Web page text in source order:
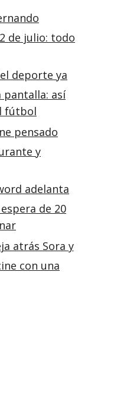
de julio: todo
deporte ya
pantalla: así
fútbol
pensado
y
adelanta
de 20
atrás Sora y
con una